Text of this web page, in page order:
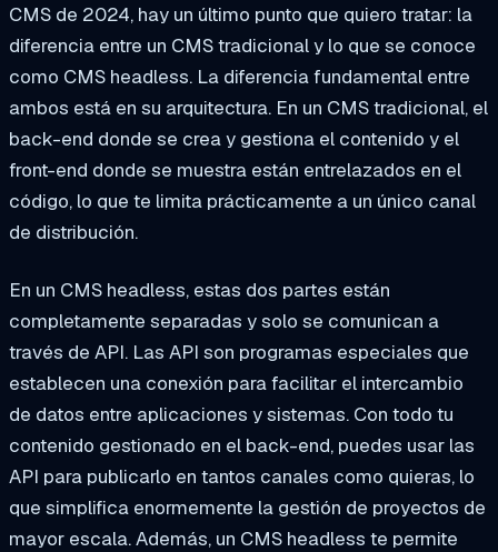
CMS de 2024, hay un último punto que quiero tratar: la
diferencia entre un CMS tradicional y lo que se conoce
como CMS headless. La diferencia fundamental entre
ambos está en su arquitectura. En un CMS tradicional, el
back-end donde se crea y gestiona el contenido y el
front-end donde se muestra están entrelazados en el
código, lo que te limita prácticamente a un único canal
de distribución.
En un CMS headless, estas dos partes están
completamente separadas y solo se comunican a
través de API. Las API son programas especiales que
establecen una conexión para facilitar el intercambio
de datos entre aplicaciones y sistemas. Con todo tu
contenido gestionado en el back-end, puedes usar las
API para publicarlo en tantos canales como quieras, lo
que simplifica enormemente la gestión de proyectos de
mayor escala. Además, un CMS headless te permite